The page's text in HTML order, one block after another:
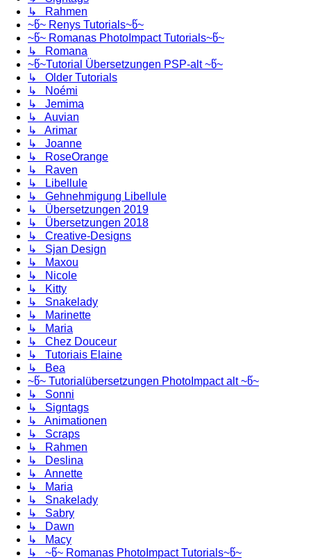
↳ Rahmen
~წ~ Renys Tutorials~წ~
~წ~ Romanas PhotoImpact Tutorials~წ~
↳ Romana
~წ~Tutorial Übersetzungen PSP-alt ~წ~
↳ Older Tutorials
↳ Noémi
↳ Jemima
↳ Auvian
↳ Arimar
↳ Joanne
↳ RoseOrange
↳ Raven
↳ Libellule
↳ Gehnehmigung Libellule
↳ Übersetzungen 2019
↳ Übersetzungen 2018
↳ Creative-Designs
↳ Sjan Design
↳ Maxou
↳ Nicole
↳ Kitty
↳ Snakelady
↳ Marinette
↳ Maria
↳ Chez Douceur
↳ Tutoriais Elaine
↳ Bea
~წ~ Tutorialübersetzungen PhotoImpact alt ~წ~
↳ Sonni
↳ Signtags
↳ Animationen
↳ Scraps
↳ Rahmen
↳ Deslina
↳ Annette
↳ Maria
↳ Snakelady
↳ Sabry
↳ Dawn
↳ Macy
↳ ~წ~ Romanas PhotoImpact Tutorials~წ~